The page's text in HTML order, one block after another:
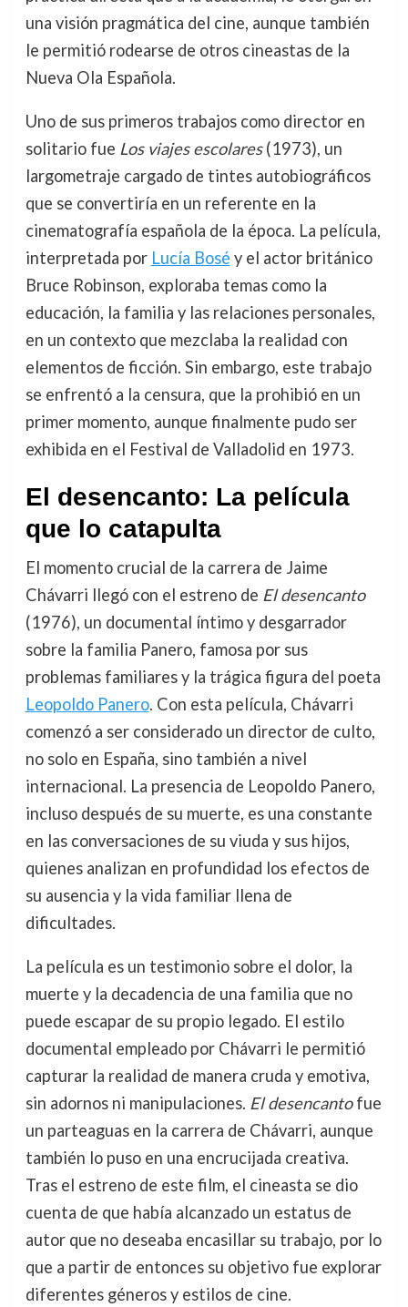
una visión pragmática del cine, aunque también
le permitió rodearse de otros cineastas de la
Nueva Ola Española.
Uno de sus primeros trabajos como director en
solitario fue Los viajes escolares(1973), un
largometraje cargado de tintes autobiográficos
que se convertiría en un referente en la
cinematografía española de la época. La película,
interpretada por Lucía Bosé y el actor británico
Bruce Robinson, exploraba temas como la
educación, la familia y las relaciones personales,
en un contexto que mezclaba la realidad con
elementos de ficción. Sin embargo, este trabajo
se enfrentó a la censura, que la prohibió en un
primer momento, aunque finalmente pudo ser
exhibida en el Festival de Valladolid en 1973.
El desencanto: La película
que lo catapulta
El momento crucial de la carrera de Jaime
Chávarri llegó con el estreno de El desencanto
(1976), un documental íntimo y desgarrador
sobre la familia Panero, famosa por sus
problemas familiares y la trágica figura del poeta
Leopoldo Panero. Con esta película, Chávarri
comenzó a ser considerado un director de culto,
no solo en España, sino también a nivel
internacional. La presencia de Leopoldo Panero,
incluso después de su muerte, es una constante
en las conversaciones de su viuda y sus hijos,
quienes analizan en profundidad los efectos de
su ausencia y la vida familiar llena de
dificultades.
La película es un testimonio sobre el dolor, la
muerte y la decadencia de una familia que no
puede escapar de su propio legado. El estilo
documental empleado por Chávarri le permitió
capturar la realidad de manera cruda y emotiva,
sin adornos ni manipulaciones. El desencantofue
un parteaguas en la carrera de Chávarri, aunque
también lo puso en una encrucijada creativa.
Tras el estreno de este film, el cineasta se dio
cuenta de que había alcanzado un estatus de
autor que no deseaba encasillar su trabajo, por lo
que a partir de entonces su objetivo fue explorar
diferentes géneros y estilos de cine.